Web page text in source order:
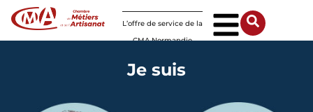
L’offre de service de la
CMA Normandie
Je suis
Panneau de gestion des cookies